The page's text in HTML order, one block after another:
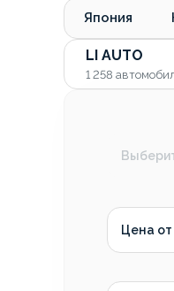
Япония
LI AUTO
1 258
Цена от